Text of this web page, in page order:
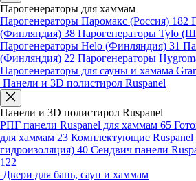
Парогенераторы для хаммам
Парогенераторы Паромакс (Россия) 182
(Финляндия) 38 Парогенераторы Tylo
Парогенераторы Helo (Финляндия) 31
(Финляндия) 22 Парогенераторы
Парогенераторы для сауны и хамама
Панели и 3D полистирол Ruspanel
Панели и 3D полистирол Ruspanel
РПГ панели Ruspanel для хаммам 65
для хаммам 23 Комплектующие Ruspanel
гидроизоляция) 40 Сендвич панели
122
Двери для бань, саун и хаммам